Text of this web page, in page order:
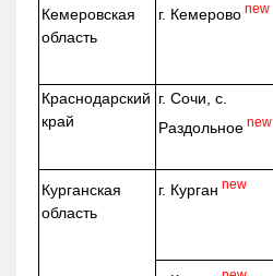
Кемеровская
область
г. Кемерово new
Краснодарский
край
г. Сочи, с.
Раздольное new
Курганская
область
г. Курган new